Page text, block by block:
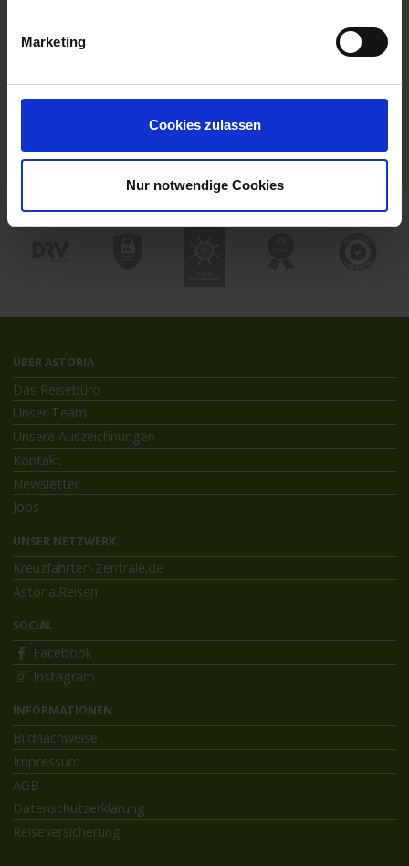
Marketing
Cookies zulassen
Nur notwendige Cookies
TOP Themen
Flussreisen mit An- und Abreise
Deutschsprachiger Gästeservice
Last Minute Flusskreuzfahrten
Kreuzfahrthäfen
ÜBER ASTORIA
Das Reisebüro
Unser Team
Unsere Auszeichnungen
Kontakt
Newsletter
Jobs
UNSER NETZWERK
Kreuzfahrten-Zentrale.de
Astoria.Reisen
SOCIAL
Facebook
Instagram
INFORMATIONEN
Bildnachweise
Impressum
AGB
Datenschutzerklärung
Reiseversicherung